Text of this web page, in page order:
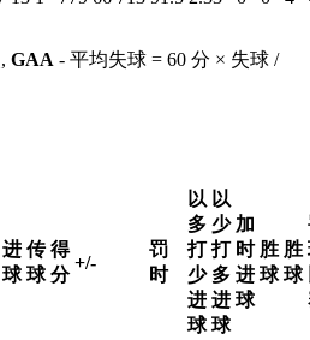
GAA - 平均失球 = 60 分 × 失球 /
进
球
传
球
得
分
+/-
罚
时
以
多
打
少
进
球
以
少
打
多
进
球
加
时
进
球
胜
球
胜
球